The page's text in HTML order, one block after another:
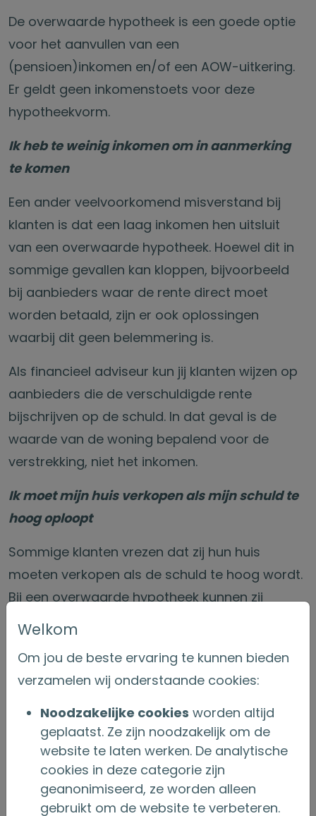
De overwaarde hypotheek is een goede optie
voor het aanvullen van een
(pensioen)inkomen en/of een AOW-uitkering.
Er geldt geen inkomenstoets voor deze
hypotheekvorm.
Ik heb te weinig inkomen om in aanmerking
te komen
Een ander veelvoorkomend misverstand bij
klanten is dat een laag inkomen hen uitsluit
van een overwaarde hypotheek. Hoewel dit in
sommige gevallen kan kloppen, bijvoorbeeld
bij aanbieders waar de rente direct moet
worden betaald, zijn er ook oplossingen
waarbij dit geen belemmering is.
Als financieel adviseur kun jij klanten wijzen op
aanbieders die de verschuldigde rente
bijschrijven op de schuld. In dat geval is de
waarde van de woning bepalend voor de
verstrekking, niet het inkomen.
Ik moet mijn huis verkopen als mijn schuld te
hoog oploopt
Sommige klanten vrezen dat zij hun huis
moeten verkopen als de schuld te hoog wordt.
Bij een overwaarde hypotheek kunnen zij
echter bij veel gevallen in hun huis blijven
van de lening. Dit omvat bijvoorbeeld het goed
onderhouden van de woning en het betalen
van onroerendgoedbelasting en
verzekeringen. De lening hoeft pas te worden
afgelost wanneer de woning niet langer als
hoofdverblijf dient, bijvoorbeeld door verkoop
of overlijden.
Welkom
Om jou de beste ervaring te kunnen bieden
verzamelen wij onderstaande cookies:
Noodzakelijke cookies worden altijd
geplaatst. Ze zijn noodzakelijk om de
website te laten werken. De analytische
cookies in deze categorie zijn
geanonimiseerd, ze worden alleen
gebruikt om de website te verbeteren.